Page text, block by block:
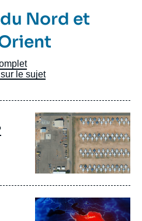
Nord et
le sujet
Image
principale
Image
principale